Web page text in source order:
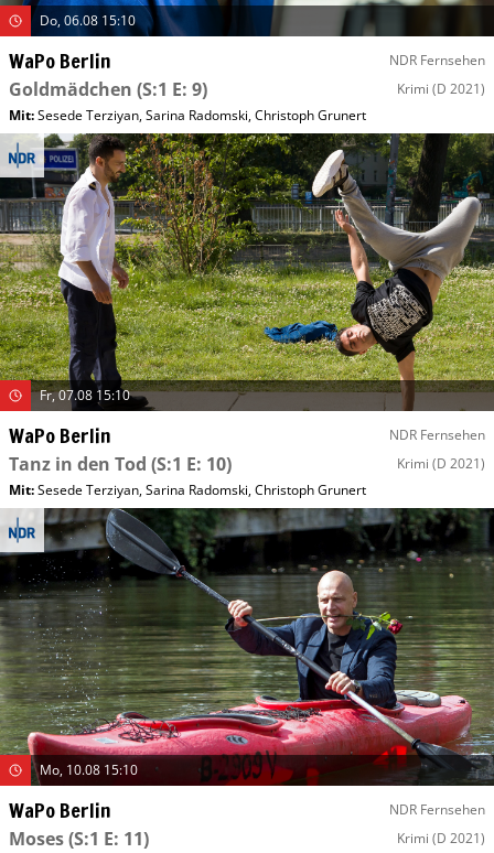
Do, 06.08 15:10
WaPo Berlin NDR Fernsehen
Goldmädchen (S:1 E: 9) Krimi (D 2021)
Mit:Sesede Terziyan,Sarina Radomski,Christoph Grunert
Fr, 07.08 15:10
WaPo Berlin NDR Fernsehen
Tanz in den Tod (S:1 E: 10) Krimi (D 2021)
Mit:Sesede Terziyan,Sarina Radomski,Christoph Grunert
Mo, 10.08 15:10
WaPo Berlin NDR Fernsehen
Moses(S:1 E: 11) Krimi (D 2021)